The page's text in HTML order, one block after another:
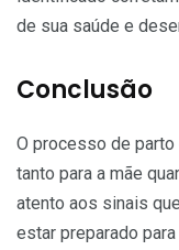
de sua saúde e
Conclusão
O processo de parto
tanto para a mãe
atento aos sinais
estar preparado